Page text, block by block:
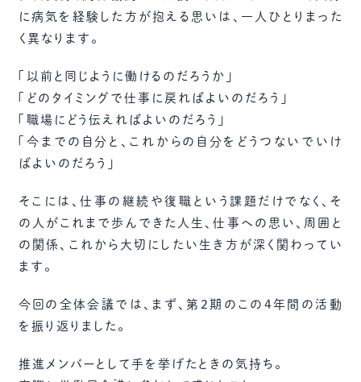
に病気を経験した方が抱える思いは、一人ひとりまった
く異なります。
「以前と同じように働けるのだろうか」
「どのタイミングで仕事に戻ればよいのだろう」
「職場にどう伝えればよいのだろう」
「今までの自分と、これからの自分をどうつないでいけ
ばよいのだろう」
そこには、仕事の継続や復職という課題だけでなく、そ
の人がこれまで歩んできた人生、仕事への思い、周囲と
の関係、これから大切にしたい生き方が深く関わってい
ます。
今回の全体会議では、まず、第2期のこの4年間の活動
を振り返りました。
推進メンバーとして手を挙げたときの気持ち。